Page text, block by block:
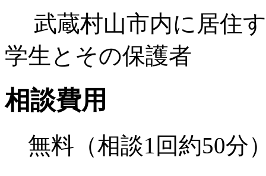
武蔵村山市内に居住
学生とその保護者
相談費用
無料（相談1回約50分